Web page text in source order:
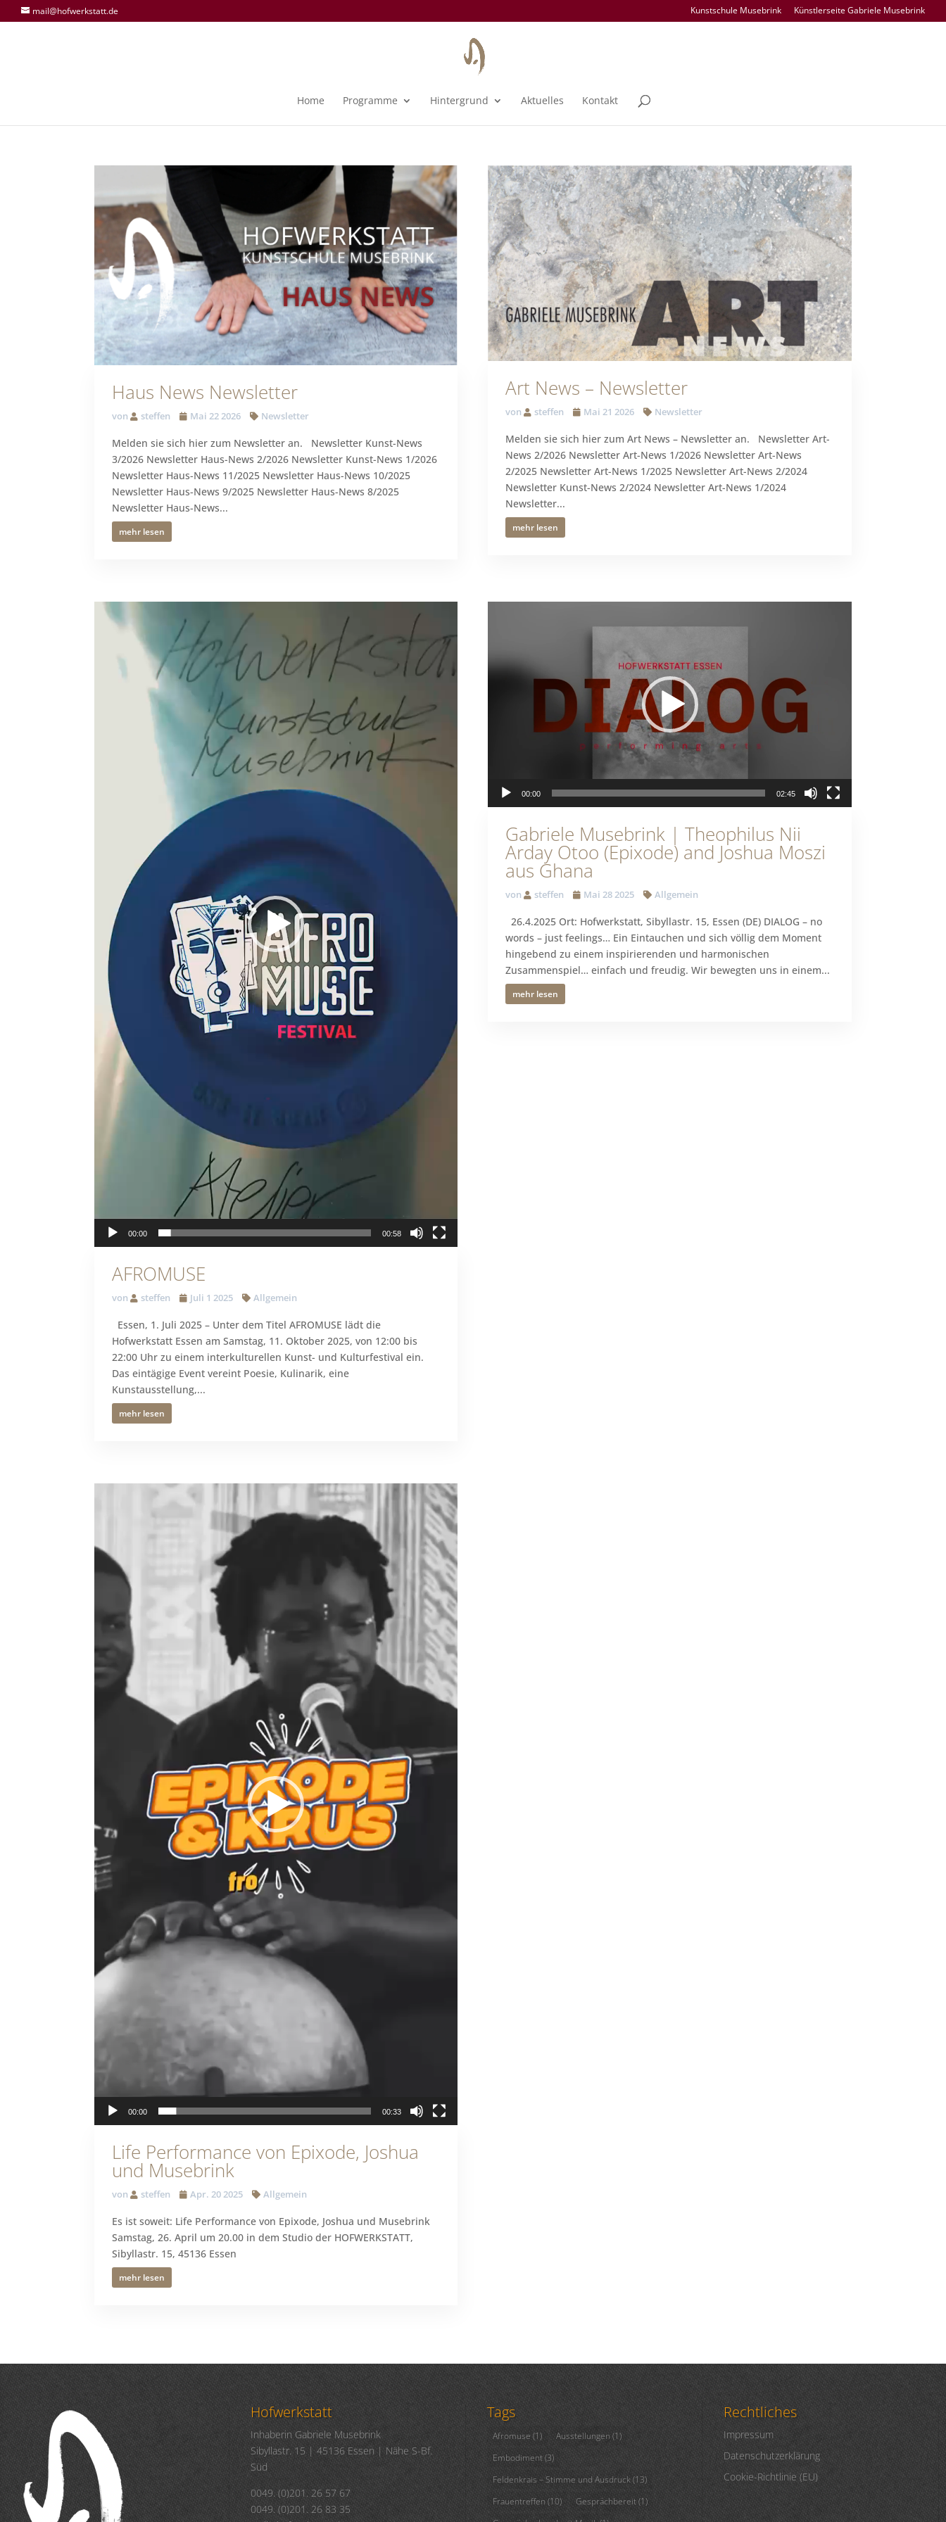
mail@hofwerkstatt.de Kunstschule Musebrink Künstlerseite Gabriele Musebrink
Home Programme Hintergrund Aktuelles Kontakt
Haus News Newsletter
von steffen Mai 22 2026 Newsletter
Melden sie sich hier zum Newsletter an. Newsletter Kunst-News
3/2026 Newsletter Haus-News 2/2026 Newsletter Kunst-News 1/2026
Newsletter Haus-News 11/2025 Newsletter Haus-News 10/2025
Newsletter Haus-News 9/2025 Newsletter Haus-News 8/2025
Newsletter Haus-News...
mehr lesen
Art News – Newsletter
von steffen Mai 21 2026 Newsletter
Melden sie sich hier zum Art News – Newsletter an. Newsletter Art-
News 2/2026 Newsletter Art-News 1/2026 Newsletter Art-News
2/2025 Newsletter Art-News 1/2025 Newsletter Art-News 2/2024
Newsletter Kunst-News 2/2024 Newsletter Art-News 1/2024
Newsletter...
mehr lesen
Player
00:00 00:58
AFROMUSE
von steffen Juli 1 2025 Allgemein
Essen, 1. Juli 2025 – Unter dem Titel AFROMUSE lädt die
Hofwerkstatt Essen am Samstag, 11. Oktober 2025, von 12:00 bis
22:00 Uhr zu einem interkulturellen Kunst- und Kulturfestival ein.
Das eintägige Event vereint Poesie, Kulinarik, eine
Kunstausstellung,...
mehr lesen
00:00 02:45
Gabriele Musebrink | Theophilus Nii
Arday Otoo (Epixode) and Joshua Moszi
aus Ghana
von steffen Mai 28 2025 Allgemein
26.4.2025 Ort: Hofwerkstatt, Sibyllastr. 15, Essen (DE) DIALOG – no
words – just feelings… Ein Eintauchen und sich völlig dem Moment
hingebend zu einem inspirierenden und harmonischen
Zusammenspiel… einfach und freudig. Wir bewegten uns in einem...
mehr lesen
00:00 00:33
Life Performance von Epixode, Joshua
und Musebrink
von steffen Apr. 20 2025 Allgemein
Es ist soweit: Life Performance von Epixode, Joshua und Musebrink
Samstag, 26. April um 20.00 in dem Studio der HOFWERKSTATT,
Sibyllastr. 15, 45136 Essen
mehr lesen
Hofwerkstatt
Inhaberin Gabriele Musebrink
Sibyllastr. 15 | 45136 Essen | Nähe S-Bf.
Süd
0049. (0)201. 26 57 67
0049. (0)201. 26 83 35
Tags
Afromuse (1) Ausstellungen (1)
Embodiment(3)
Feldenkrais – Stimme und Ausdruck(13)
Frauentreffen (10) Gesprächbereit(1)
Rechtliches
Impressum
Datenschutzerklärung
Cookie-Richtlinie (EU)